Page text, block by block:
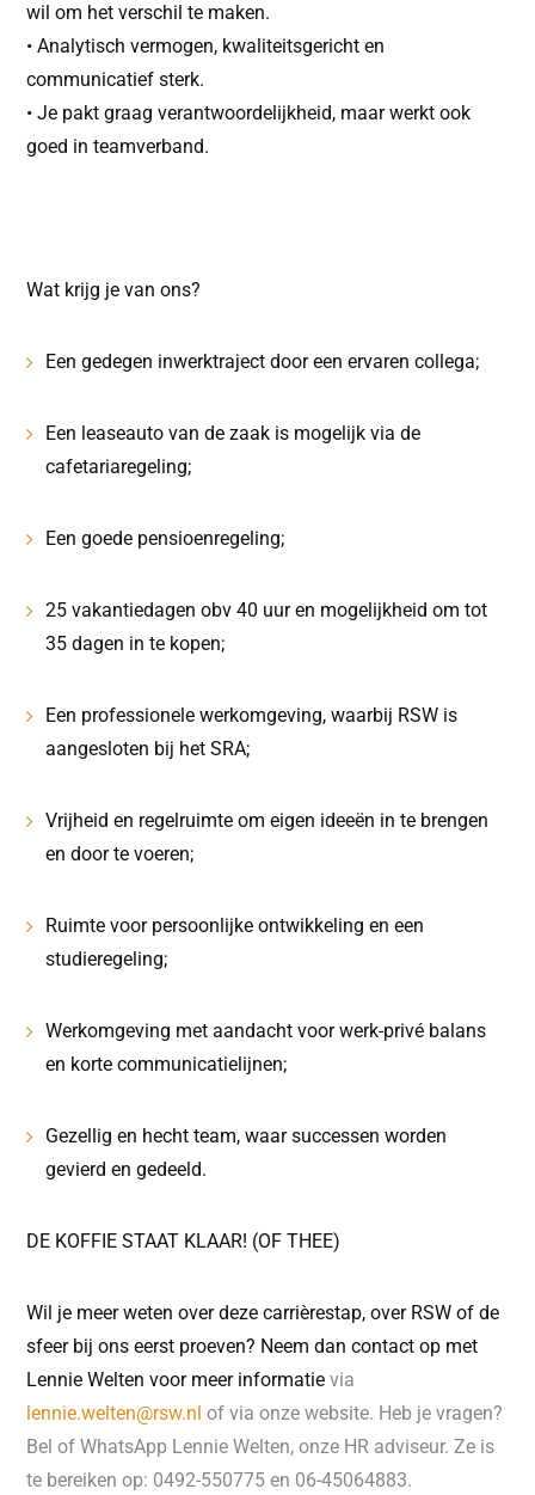
wil om het verschil te maken.
• Analytisch vermogen, kwaliteitsgericht en
communicatief sterk.
• Je pakt graag verantwoordelijkheid, maar werkt ook
goed in teamverband.
Wat krijg je van ons?
Een gedegen inwerktraject door een ervaren collega;
Een leaseauto van de zaak is mogelijk via de
cafetariaregeling;
Een goede pensioenregeling;
25 vakantiedagen obv 40 uur en mogelijkheid om tot
35 dagen in te kopen;
Een professionele werkomgeving, waarbij RSW is
aangesloten bij het SRA;
Vrijheid en regelruimte om eigen ideeën in te brengen
en door te voeren;
Ruimte voor persoonlijke ontwikkeling en een
studieregeling;
Werkomgeving met aandacht voor werk-privé balans
en korte communicatielijnen;
Gezellig en hecht team, waar successen worden
gevierd en gedeeld.
DE KOFFIE STAAT KLAAR! (OF THEE)
Wil je meer weten over deze carrièrestap, over RSW of de
sfeer bij ons eerst proeven? Neem dan contact op met
Lennie Welten voor meer informatievia
lennie.welten@rsw.nl of via onze website. Heb je vragen?
Bel of WhatsApp Lennie Welten, onze HR adviseur. Ze is
te bereiken op: 0492-550775 en 06-45064883.